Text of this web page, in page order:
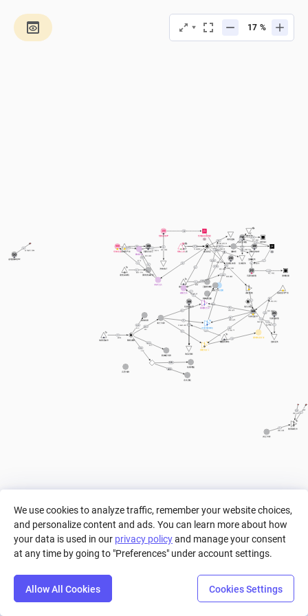
基础金币产出
100
玩家总金币
建造采矿机 拥有的采矿机
10
每回合收入
购买/产出
+ 5
提升效率
100
玩家总金币
拥有的采矿者
基础金币产出
每回合收入
怪物入侵 战斗判定
20
玩家生命值
成功拦截
建造防御塔 已建防御塔
DEFEAT
1
发起攻击
10%
拦截成功率
强化防线
- 20%
部署
== 0
20
玩家生命值
建造防御塔
战斗判定
怪物入侵 战斗判定
生命流失
20
玩家生命值
防御塔总量
游戏结束
5
发动进攻
拦截成功率
100%
突破率
扣除HP
+ 20%
死亡判定
销毁怪物
防御塔总量
100
玩家总金币
20
玩家生命值
购买消耗
生命流失
50
采矿机成本 30
防御塔成本
+ 1
触发扣费
突破事件
扣除生命
+ 1
伤害触发
生命流失
1
扣除生命
漏的怪
1
a
a
=
每回合抽卡 随机发牌
防御塔卡牌
其它卡牌
游侠卡牌
部署为防御塔
使用矿机卡
3
抽3张
25%
25%
25%
30
消耗金币
1
消耗卡牌
50
消耗金币
建成
勇士卡牌
25%
兵营卡牌
25% 部署为矿工
15
消耗金币
10
短期增益
永久强化
1
1
部署为士兵
在场士兵
100
怪物基地HP
训练完成
在场士兵
幸存士兵
1
100
怪物基地HP
500
怪物金库
50
基地防御塔HP
进攻执行
0
+ 1
战力输出
摧毁敌方防御
- -10%’
a
怪物基础威胁度
a
掠夺
剩余士兵
1
< 1
+ 5%
1
1
1
1
杀死怪物
1
60%
40%
%
Step Predict
We use cookies to analyze traffic, remember your website choices,
and personalize content and ads. You can learn more about how
your data is used in our privacy policyand manage your consent
at any time by going to "Preferences" under account settings.
Allow All Cookies Cookies Settings